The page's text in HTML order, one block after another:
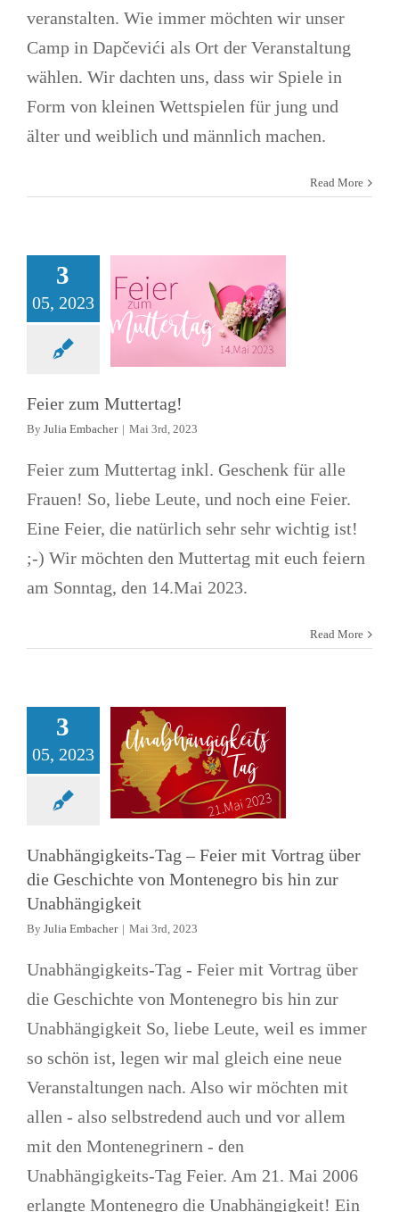
veranstalten. Wie immer möchten wir unser
Camp in Dapčevići als Ort der Veranstaltung
wählen. Wir dachten uns, dass wir Spiele in
Form von kleinen Wettspielen für jung und
älter und weiblich und männlich machen.
Read More
3
05, 2023
Feier zum
Feier zum Muttertag!
By Julia Embacher | Mai 3rd, 2023
Feier zum Muttertag inkl. Geschenk für alle
Frauen! So, liebe Leute, und noch eine Feier.
Eine Feier, die natürlich sehr sehr wichtig ist!
;-) Wir möchten den Muttertag mit euch feiern
am Sonntag, den 14.Mai 2023.
Read More
3
05, 2023
Unabhängigkeits-
Tag – Feier mit
hin zur
Unabhängigkeit
Treffen
Unabhängigkeits-Tag – Feier mit Vortrag über
die Geschichte von Montenegro bis hin zur
Unabhängigkeit
By Julia Embacher | Mai 3rd, 2023
Unabhängigkeits-Tag - Feier mit Vortrag über
die Geschichte von Montenegro bis hin zur
Unabhängigkeit So, liebe Leute, weil es immer
so schön ist, legen wir mal gleich eine neue
Veranstaltungen nach. Also wir möchten mit
allen - also selbstredend auch und vor allem
mit den Montenegrinern - den
Unabhängigkeits-Tag Feier. Am 21. Mai 2006
erlangte Montenegro die Unabhängigkeit! Ein